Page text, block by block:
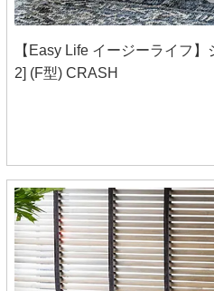
【Easy Life イージーライフ
2] (F型) CRASH